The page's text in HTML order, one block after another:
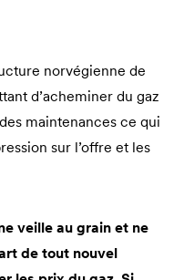
norvégienne de
d’acheminer du gaz
maintenances ce qui
sur l’offre et les
veille au grain et ne
de tout nouvel